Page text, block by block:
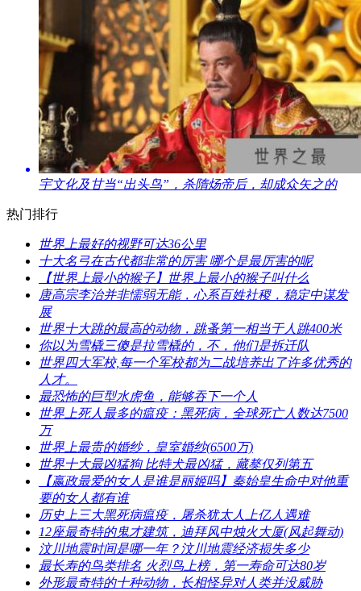
​宇文化及甘当“出头鸟”，杀隋炀帝后，却成众矢之的
热门排行
​世界上最好的视野可达36公里
​十大名弓在古代都非常的厉害 哪个是最厉害的呢
​【世界上最小的猴子】世界上最小的猴子叫什么
​唐高宗李治并非懦弱无能，心系百姓社稷，稳定中谋发
展
​世界十大跳的最高的动物，跳蚤第一相当于人跳400米
​你以为雪橇三傻是拉雪橇的，不，他们是拆迁队
​世界四大军校,每一个军校都为二战培养出了许多优秀的
人才。
​最恐怖的巨型水虎鱼，能够吞下一个人
​世界上死人最多的瘟疫：黑死病，全球死亡人数达7500
万
​世界上最贵的婚纱，皇室婚纱(6500万)
​世界十大最凶猛狗 比特犬最凶猛，藏獒仅列第五
​【嬴政最爱的女人是谁是丽姬吗】秦始皇生命中对他重
要的女人都有谁
​历史上三大黑死病瘟疫，屠杀犹太人上亿人遇难
​12座最奇特的鬼才建筑，迪拜风中烛火大厦(风起舞动)
​汶川地震时间是哪一年？汶川地震经济损失多少
​最长寿的鸟类排名 火烈鸟上榜，第一寿命可达80岁
​外形最奇特的十种动物，长相怪异对人类并没威胁